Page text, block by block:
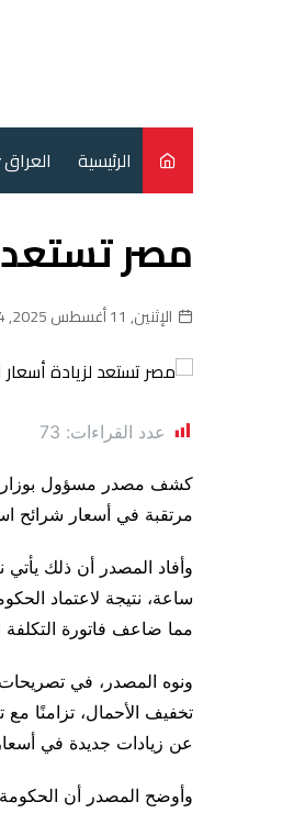
الرئيسية العراق
سياسة
محليات
مصر تستعد
الإثنين, 11 أغسطس 2025, 13:54
عدد القراءات: 73
كشف مصدر مسؤول بوزارة
مرتقبة في أسعار شرائح
وأفاد المصدر أن ذلك يأتي
ساعة، نتيجة لاعتماد
مما ضاعف فاتورة التكلفة
ونوه المصدر، في
تخفيف الأحمال، تزامنًا
عن زيادات جديدة في أسعار